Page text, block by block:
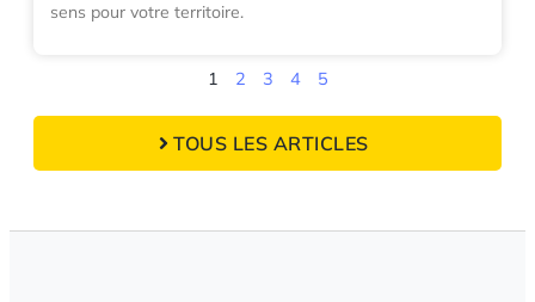
sens pour votre territoire.
1 2 3 4 5
TOUS LES ARTICLES